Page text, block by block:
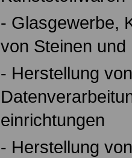
- Glasgewerbe,
von Steinen und
- Herstellung
einrichtungen
- Herstellung